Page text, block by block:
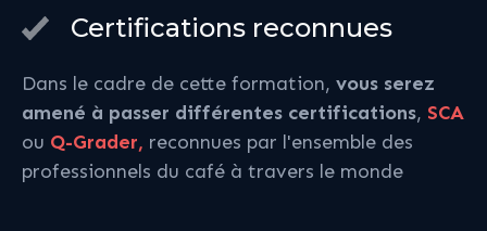
Certifications reconnues
Dans le cadre de cette formation, vous serez
amené à passer différentes certifications, SCA
ou Q-Grader, reconnues par l'ensemble des
professionnels du café à travers le monde